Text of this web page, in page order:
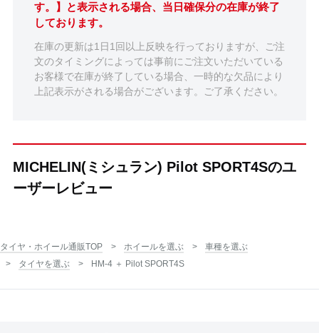
す。】と表示される場合、当日確保分の在庫が終了
しております。
在庫の更新は1日1回以上反映を行っておりますが、ご注
文のタイミングによっては事前にご注文いただいている
お客様で在庫が終了している場合、一時的な欠品により
上記表示がされる場合がございます。ご了承ください。
MICHELIN(ミシュラン) Pilot SPORT4Sのユ
ーザーレビュー
タイヤ・ホイール通販TOP ホイールを選ぶ
車種を選ぶ
タイヤを選ぶ
HM-4 ＋ Pilot SPORT4S